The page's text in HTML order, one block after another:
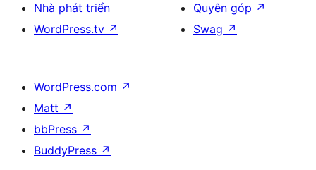
Nhà phát triển
WordPress.tv ↗
Quyên góp ↗
Swag ↗
WordPress.com ↗
Matt ↗
bbPress ↗
BuddyPress ↗